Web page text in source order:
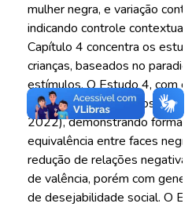
mulher negra, e variação
indicando controle contextual
Capítulo 4 concentra os
crianças, baseados no
estímulos. O Estudo 4, com
replicou procedimentos
2022), demonstrando
equivalência entre faces
redução de relações
de valência, porém com
de desejabilidade social. O